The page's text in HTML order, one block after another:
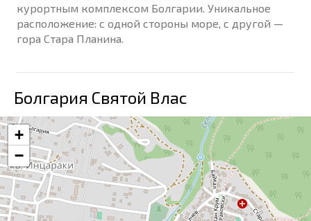
курортным комплексом Болгарии. Уникальное
расположение: с одной стороны море, с другой —
гора Стара Планина.
Болгария Святой Влас
+
−